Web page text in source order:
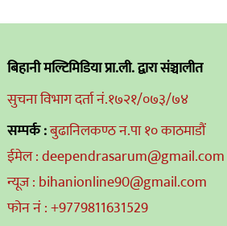
बिहानी मल्टिमिडिया प्रा.ली. द्वारा संञ्चालीत
सुचना विभाग दर्ता नं.१७२१/०७३/७४
सम्पर्क :बुढानिलकण्ठ न.पा १० काठमाडौं
ईमेल : deependrasarum@gmail.com
न्यूज : bihanionline90@gmail.com
फोन नं : +9779811631529